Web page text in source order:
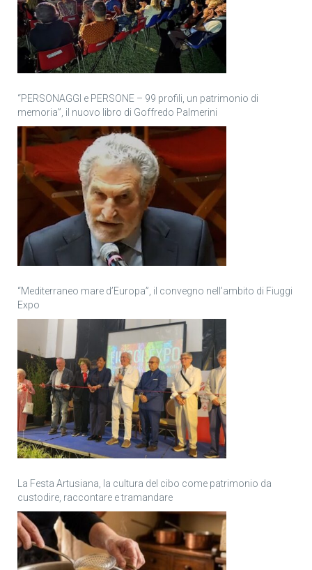
“PERSONAGGI e PERSONE – 99 profili, un patrimonio di
memoria”, il nuovo libro di Goffredo Palmerini
“Mediterraneo mare d’Europa”, il convegno nell’ambito di Fiuggi
Expo
La Festa Artusiana, la cultura del cibo come patrimonio da
custodire, raccontare e tramandare